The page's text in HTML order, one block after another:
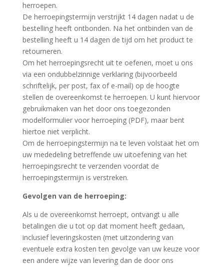
herroepen.
De herroepingstermijn verstrijkt 14 dagen nadat u de
bestelling heeft ontbonden. Na het ontbinden van de
bestelling heeft u 14 dagen de tijd om het product te
retourneren.
Om het herroepingsrecht uit te oefenen, moet u ons
via een ondubbelzinnige verklaring (bijvoorbeeld
schriftelijk, per post, fax of e-mail) op de hoogte
stellen de overeenkomst te herroepen. U kunt hiervoor
gebruikmaken van het door ons toegezonden
modelformulier voor herroeping (PDF), maar bent
hiertoe niet verplicht.
Om de herroepingstermijn na te leven volstaat het om
uw mededeling betreffende uw uitoefening van het
herroepingsrecht te verzenden voordat de
herroepingstermijn is verstreken.
Gevolgen van de herroeping:
Als u de overeenkomst herroept, ontvangt u alle
betalingen die u tot op dat moment heeft gedaan,
inclusief leveringskosten (met uitzondering van
eventuele extra kosten ten gevolge van uw keuze voor
een andere wijze van levering dan de door ons